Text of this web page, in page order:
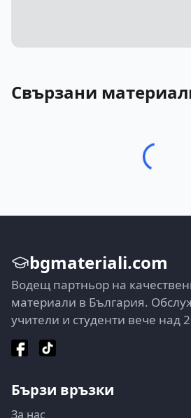
Свързани
bgmateriali.com
Водещ партньор на
материали в България.
учители и студенти вече над
Бързи връзки
За нас